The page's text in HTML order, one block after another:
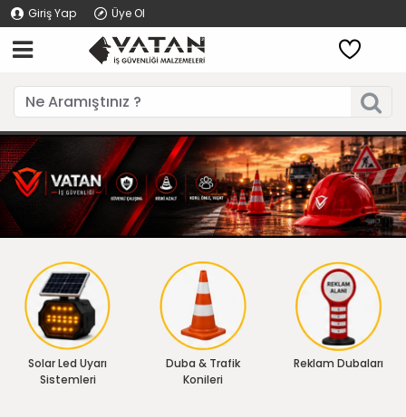
Giriş Yap Üye Ol
Solar Led Uyarı
Sistemleri
Duba & Trafik
Konileri
Reklam Dubaları